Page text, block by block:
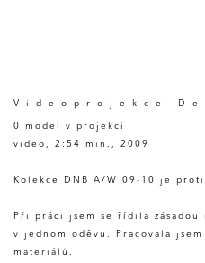
Videoprojekce
0 model v projekci
video, 2:54 min., 2009
Kolekce DNB A/W 09-10 je
Při práci jsem se řídila zásadou
v jednom oděvu. Pracovala
materiálů.